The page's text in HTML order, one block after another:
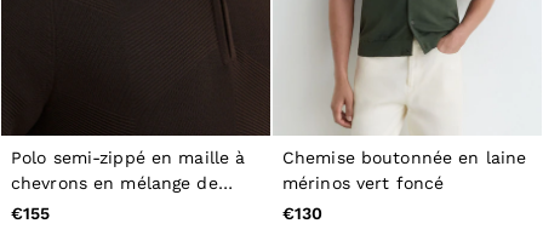
Polo semi-zippé en maille à
chevrons en mélange de
coton, marron chocolat
€155
Chemise boutonnée en laine
mérinos vert foncé
€130